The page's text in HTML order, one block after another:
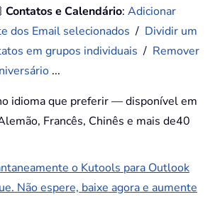
Contatos e Calendário:Adicionar
dos Email selecionados / Dividir um
em grupos individuais / Remover
...
idioma que preferir — disponível em
Francês, Chinês e mais de40
o Kutools para Outlook
Não espere, baixe agora e aumente